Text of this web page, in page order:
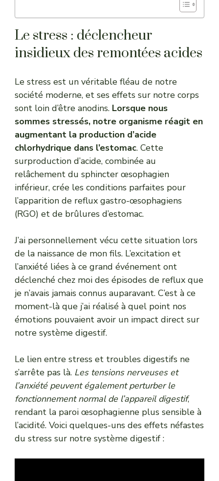
Le stress : déclencheur
insidieux des remontées acides
Le stress est un véritable fléau de notre
société moderne, et ses effets sur notre corps
sont loin d’être anodins. Lorsque nous
sommes stressés, notre organisme réagit en
augmentant la production d’acide
chlorhydrique dans l’estomac. Cette
surproduction d’acide, combinée au
relâchement du sphincter œsophagien
inférieur, crée les conditions parfaites pour
l’apparition de reflux gastro-œsophagiens
(RGO) et de brûlures d’estomac.
J’ai personnellement vécu cette situation lors
de la naissance de mon fils. L’excitation et
l’anxiété liées à ce grand événement ont
déclenché chez moi des épisodes de reflux que
je n’avais jamais connus auparavant. C’est à ce
moment-là que j’ai réalisé à quel point nos
émotions pouvaient avoir un impact direct sur
notre système digestif.
Le lien entre stress et troubles digestifs ne
s’arrête pas là. Les tensions nerveuses et
l’anxiété peuvent également perturber le
fonctionnement normal de l’appareil digestif,
rendant la paroi œsophagienne plus sensible à
l’acidité. Voici quelques-uns des effets néfastes
du stress sur notre système digestif :